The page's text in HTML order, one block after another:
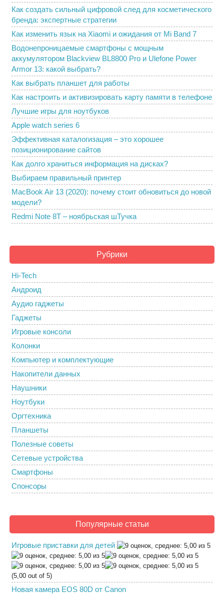
Как создать сильный цифровой след для косметического
бренда: экспертные стратегии
Как изменить язык на Xiaomi и ожидания от Mi Band 7
Водонепроницаемые смартфоны с мощным
аккумулятором Blackview BL8800 Pro и Ulefone Power
Armor 13: какой выбрать?
Как выбрать планшет для работы
Как настроить и активизировать карту памяти в телефоне
Лучшие игры для ноутбуков
Apple watch series 6
Эффективная каталогизация – это хорошее
позиционирование сайтов
Как долго храниться информация на дисках?
Выбираем правильный принтер
MacBook Air 13 (2020): почему стоит обновиться до новой
модели?
Redmi Note 8T – ноябрьская шТучка
Рубрики
Hi-Tech
Андроид
Аудио гаджеты
Гаджеты
Игровые консоли
Колонки
Компьютер и комплектующие
Накопители данных
Наушники
Ноутбуки
Оргтехника
Планшеты
Полезные советы
Сетевые устройства
Смартфоны
Спонсоры
Популярные статьи
Игровые приставки для детей
(5,00 out of 5)
Новая камера EOS 80D от Canon